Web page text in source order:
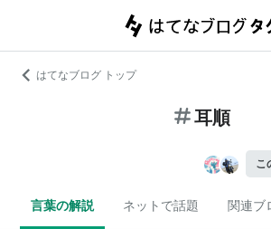
はてなブログ トップ
耳順
こ
言葉の解説 ネットで話題 関連ブ